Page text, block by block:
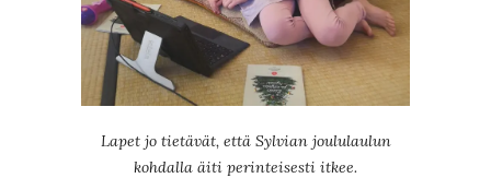
Lapet jo tietävät, että Sylvian joululaulun
kohdalla äiti perinteisesti itkee.